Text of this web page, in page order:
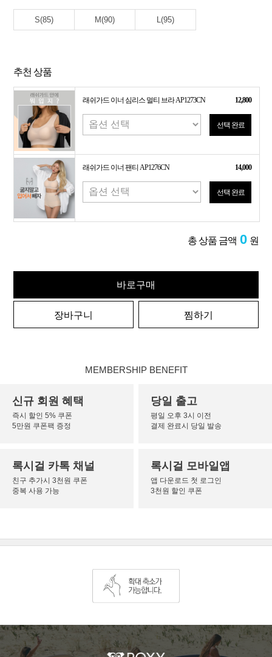
S(85) M(90) L(95)
추천 상품
래쉬가드 이너 심리스 멀티 브라 AP1273CN 12,800
선택 완료
래쉬가드 이너 팬티 AP1276CN 14,000
선택 완료
총 상품 금액 0 원
바로구매
장바구니 찜하기
MEMBERSHIP BENEFIT
신규 회원 혜택
즉시 할인 5% 쿠폰
5만원 쿠폰팩 증정
당일 출고
평일 오후 3시 이전
결제 완료시 당일 발송
록시걸 카톡 채널
친구 추가시 3천원 쿠폰
중복 사용 가능
록시걸 모바일앱
앱 다운로드 첫 로그인
3천원 할인 쿠폰